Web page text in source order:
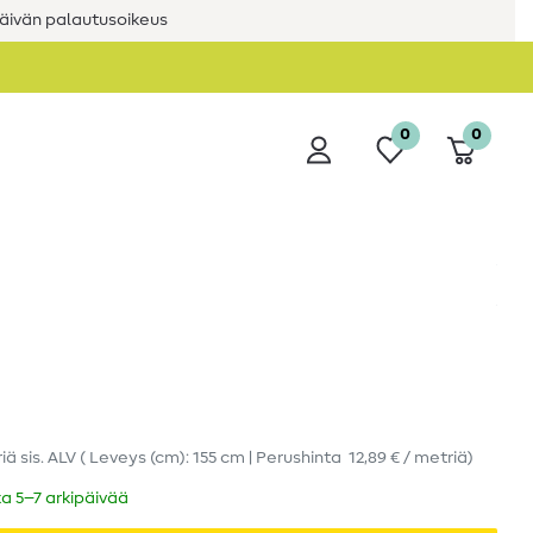
palautusoikeus
0 0
sis. ALV ( Leveys (cm): 155 cm | Perushinta 12,89 € / metriä)
5–7 arkipäivää